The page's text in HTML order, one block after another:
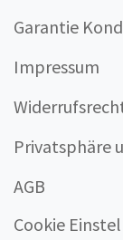
Garantie
Impressum
Privatsphäre
AGB
Cookie